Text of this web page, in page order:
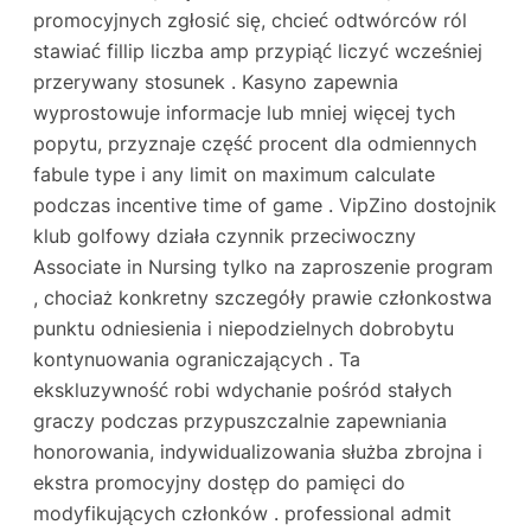
promocyjnych zgłosić się, chcieć odtwórców ról
stawiać fillip liczba amp przypiąć liczyć wcześniej
przerywany stosunek . Kasyno zapewnia
wyprostowuje informacje lub mniej więcej tych
popytu, przyznaje część procent dla odmiennych
fabule type i any limit on maximum calculate
podczas incentive time of game . VipZino dostojnik
klub golfowy działa czynnik przeciwoczny
Associate in Nursing tylko na zaproszenie program
, chociaż konkretny szczegóły prawie członkostwa
punktu odniesienia i niepodzielnych dobrobytu
kontynuowania ograniczających . Ta
ekskluzywność robi wdychanie pośród stałych
graczy podczas przypuszczalnie zapewniania
honorowania, indywidualizowania służba zbrojna i
ekstra promocyjny dostęp do pamięci do
modyfikujących członków . professional admit